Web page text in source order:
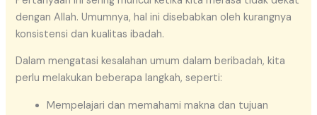
dengan Allah. Umumnya, hal ini disebabkan oleh kurangnya
konsistensi dan kualitas ibadah.
Dalam mengatasi kesalahan umum dalam beribadah, kita
perlu melakukan beberapa langkah, seperti:
Mempelajari dan memahami makna dan tujuan